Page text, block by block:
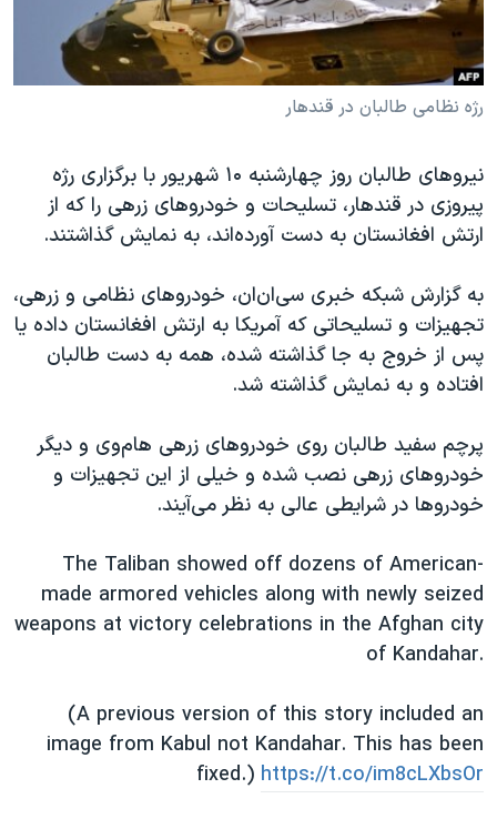
فرهنگ و زندگی
حقوق شهروندی
اقتصادی
اسرائیل در جنگ
گالری عکس
مستندها
انتخابات ریاست جمهوری آمریکا ۲۰۲۴
حمله جمهوری اسلامی به اسرائیل
ورزش زنان در ایران
اعتراضات زن، زندگی، آزادی
تریبونال مردمی آبان ۹۸
دادگاه حمید نوری
چهل سال گروگان‌گیری
اعتراضات مردمی آبان ۹۸
اسرائیل در جنگ
صفحه‌های ویژه
سفر پرزیدنت ترامپ به چین
دنبال کنید
زبانهای مختلف
رژه نظامی طالبان در قندهار
نیروهای طالبان روز چهارشنبه ۱۰ شهریور با برگزاری رژه
پیروزی در قندهار، تسلیحات و خودروهای زرهی را که از
ارتش افغانستان به دست آورده‌اند، به نمایش گذاشتند.
به گزارش شبکه خبری سی‌ان‌ان، خودروهای نظامی و زرهی،
تجهیزات و تسلیحاتی که آمریکا به ارتش افغانستان داده یا
پس از خروج به جا گذاشته شده، همه به دست طالبان
افتاده و به نمایش گذاشته شد.
پرچم سفید طالبان روی خودروهای زرهی هام‌وی و دیگر
خودروهای زرهی نصب شده و خیلی از این تجهیزات و
خودروها در شرایطی عالی به نظر می‌آیند.
The Taliban showed off dozens of American-
made armored vehicles along with newly seized
weapons at victory celebrations in the Afghan city
of Kandahar.
(A previous version of this story included an
image from Kabul not Kandahar. This has been
fixed.) https://t.co/im8cLXbsOr